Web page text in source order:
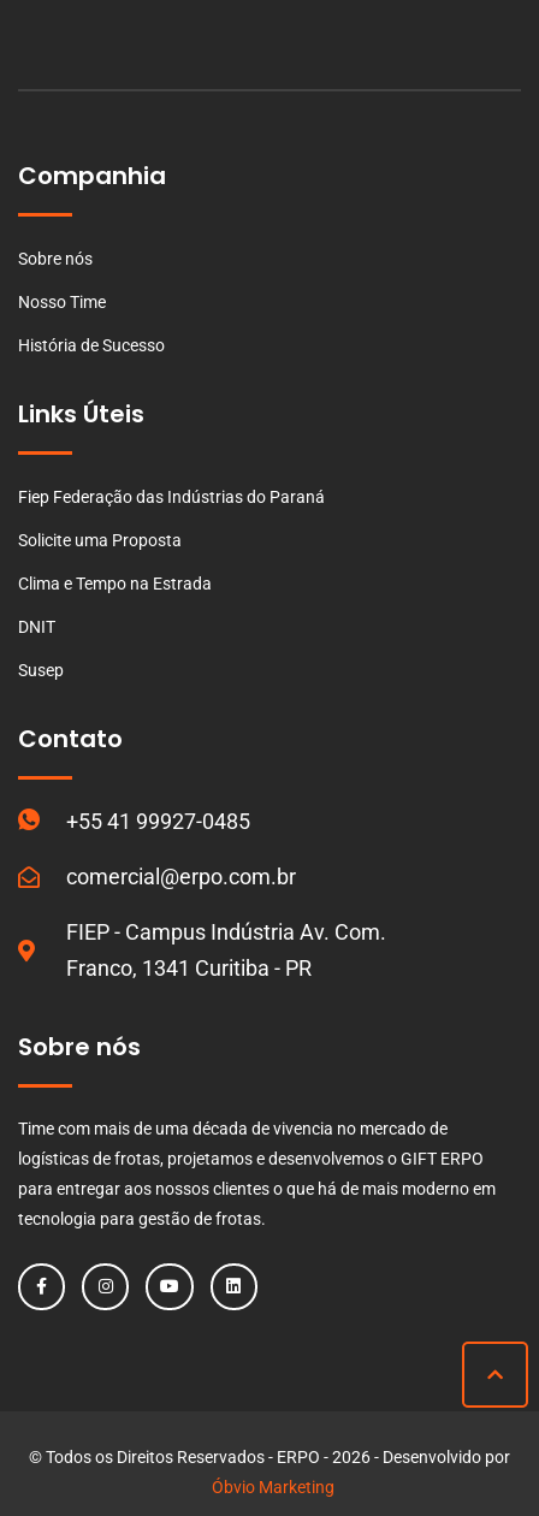
Companhia
Sobre nós
Nosso Time
História de Sucesso
Links Úteis
Fiep Federação das Indústrias do Paraná
Solicite uma Proposta
Clima e Tempo na Estrada
DNIT
Susep
Contato
+55 41 99927-0485
comercial@erpo.com.br
FIEP - Campus Indústria Av. Com.
Franco, 1341 Curitiba - PR
Sobre nós
Time com mais de uma década de vivencia no mercado de
logísticas de frotas, projetamos e desenvolvemos o GIFT ERPO
para entregar aos nossos clientes o que há de mais moderno em
tecnologia para gestão de frotas.
© Todos os Direitos Reservados - ERPO - 2026 - Desenvolvido por
Óbvio Marketing